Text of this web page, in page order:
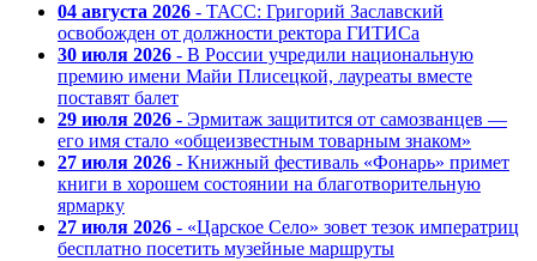
04 августа 2026 - ТАСС: Григорий Заславский
освобожден от должности ректора ГИТИСа
30 июля 2026 - В России учредили национальную
премию имени Майи Плисецкой, лауреаты вместе
поставят балет
29 июля 2026 - Эрмитаж защитится от самозванцев —
его имя стало «общеизвестным товарным знаком»
27 июля 2026 - Книжный фестиваль «Фонарь» примет
книги в хорошем состоянии на благотворительную
ярмарку
27 июля 2026 - «Царское Село» зовет тезок императриц
бесплатно посетить музейные маршруты